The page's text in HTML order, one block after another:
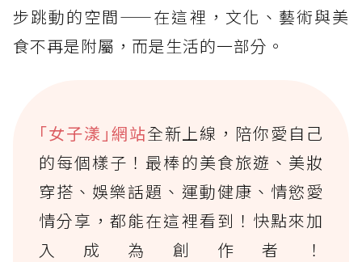
步跳動的空間——在這裡，文化、藝術與美
食不再是附屬，而是生活的一部分。
｢女子漾｣網站全新上線，陪你愛自己
的每個樣子！最棒的美食旅遊、美妝
穿搭、娛樂話題、運動健康、情慾愛
情分享，都能在這裡看到！快點來加
入成為創作者！